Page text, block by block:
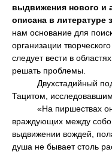
выдвижения нового и
описана в литературе
нам основание для
организации
следует вести в
решать проблемы.
Двухстадийный
Тацитом,
«На пиршествах они
враждующих между
выдвижении вождей,
душа не бывает столь